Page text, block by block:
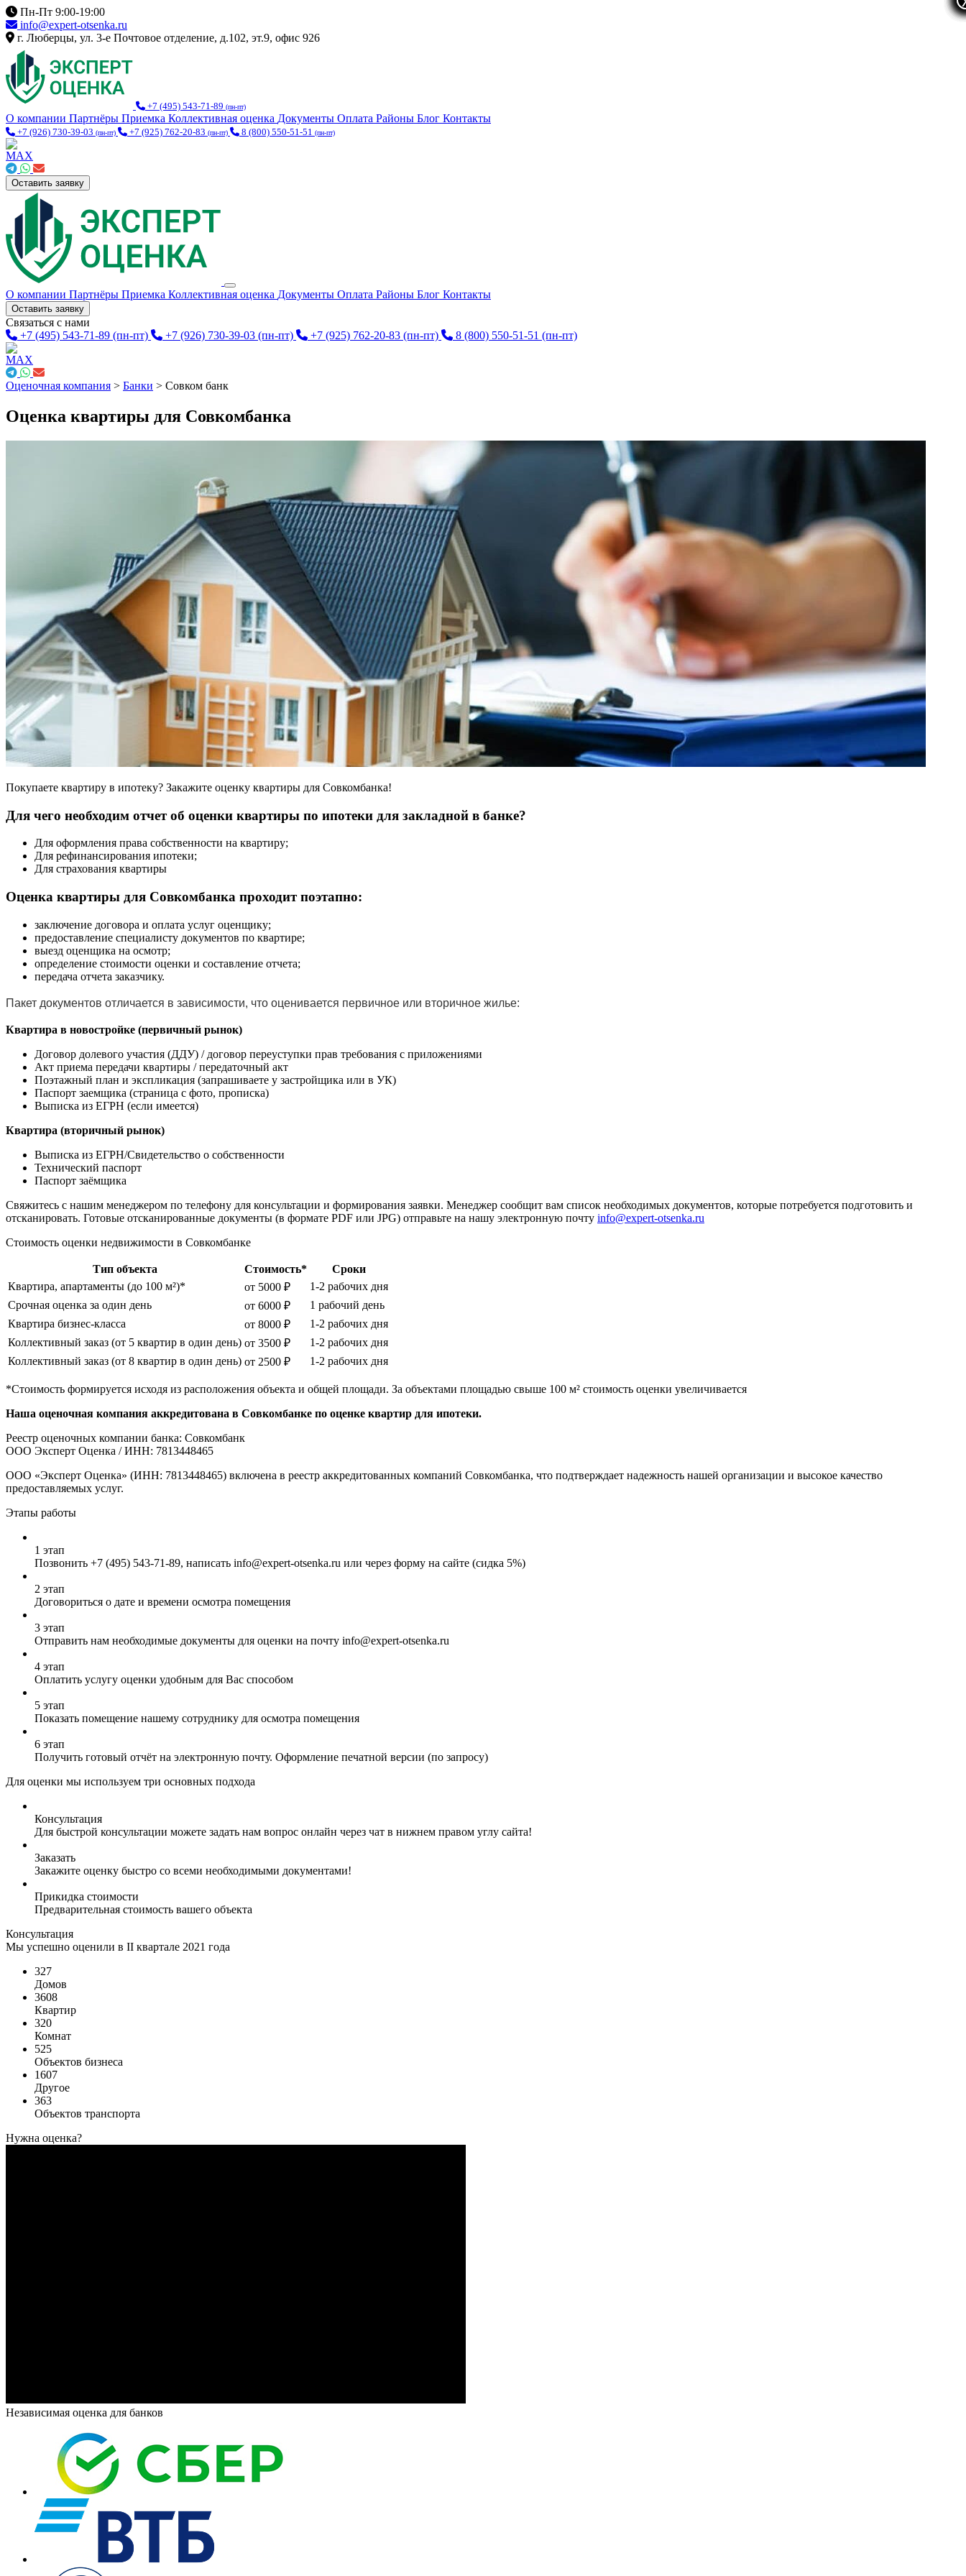
Пн-Пт 9:00-19:00
info@expert-otsenka.ru
г. Люберцы, ул. 3-е Почтовое отделение, д.102, эт.9, офис 926
+7 (495) 543-71-89 (пн-пт)
О компании Партнёры Приемка Коллективная оценка Документы Оплата Районы Блог Контакты
+7 (926) 730-39-03 (пн-пт) +7 (925) 762-20-83 (пн-пт) 8 (800) 550-51-51 (пн-пт)
Оставить заявку
О компании Партнёры Приемка Коллективная оценка Документы Оплата Районы Блог Контакты
Оставить заявку
Связаться с нами
+7 (495) 543-71-89 (пн-пт) +7 (926) 730-39-03 (пн-пт) +7 (925) 762-20-83 (пн-пт) 8 (800) 550-51-51 (пн-пт)
Оценочная компания > Банки > Совком банк
Оценка квартиры для Совкомбанка
Покупаете квартиру в ипотеку? Закажите оценку квартиры для Совкомбанка!
Для чего необходим отчет об оценки квартиры по ипотеки для закладной в банке?
Для оформления права собственности на квартиру;
Для рефинансирования ипотеки;
Для страхования квартиры
Оценка квартиры для Совкомбанка проходит поэтапно:
заключение договора и оплата услуг оценщику;
предоставление специалисту документов по квартире;
выезд оценщика на осмотр;
определение стоимости оценки и составление отчета;
передача отчета заказчику.
Пакет документов отличается в зависимости, что оценивается первичное или вторичное жилье:
Квартира в новостройке (первичный рынок)
Договор долевого участия (ДДУ) / договор переуступки прав требования с приложениями
Акт приема передачи квартиры / передаточный акт
Поэтажный план и экспликация (запрашиваете у застройщика или в УК)
Паспорт заемщика (страница с фото, прописка)
Выписка из ЕГРН (если имеется)
Квартира (вторичный рынок)
Выписка из ЕГРН/Свидетельство о собственности
Технический паспорт
Паспорт заёмщика
Свяжитесь с нашим менеджером по телефону для консультации и формирования заявки. Менеджер сообщит вам список необходимых документов, которые потребуется подготовить и
отсканировать. Готовые отсканированные документы (в формате PDF или JPG) отправьте на нашу электронную почту info@expert-otsenka.ru
Стоимость оценки недвижимости в Совкомбанке
Тип объекта Стоимость*
Сроки
Квартира, апартаменты (до 100 м²)*
от 5000 ₽
1-2 рабочих дня
Срочная оценка за один день
от 6000 ₽
1 рабочий день
Квартира бизнес-класса
от 8000 ₽
1-2 рабочих дня
Коллективный заказ (от 5 квартир в один день) от 3500 ₽
1-2 рабочих дня
Коллективный заказ (от 8 квартир в один день) от 2500 ₽ 1-2 рабочих дня
*Стоимость формируется исходя из расположения объекта и общей площади. За объектами площадью свыше 100 м² стоимость оценки увеличивается
Наша оценочная компания аккредитована в Совкомбанке по оценке квартир для ипотеки.
Реестр оценочных компании банка: Совкомбанк
ООО Эксперт Оценка / ИНН: 7813448465
ООО «Эксперт Оценка» (ИНН: 7813448465) включена в реестр аккредитованных компаний Совкомбанка, что подтверждает надежность нашей организации и высокое качество
предоставляемых услуг.
Этапы работы
1 этап
Позвонить +7 (495) 543-71-89, написать info@expert-otsenka.ru или через форму на сайте (сидка 5%)
2 этап
Договориться о дате и времени осмотра помещения
3 этап
Отправить нам необходимые документы для оценки на почту info@expert-otsenka.ru
4 этап
Оплатить услугу оценки удобным для Вас способом
5 этап
Показать помещение нашему сотруднику для осмотра помещения
6 этап
Получить готовый отчёт на электронную почту. Оформление печатной версии (по запросу)
Для оценки мы используем три основных подхода
Консультация
Для быстрой консультации можете задать нам вопрос онлайн через чат в нижнем правом углу сайта!
Заказать
Закажите оценку быстро со всеми необходимыми документами!
Прикидка стоимости
Предварительная стоимость вашего объекта
Консультация
Мы успешно оценили в II квартале 2021 года
327
Домов
3608
Квартир
320
Комнат
525
Объектов бизнеса
1607
Другое
363
Объектов транспорта
Нужна оценка?
Независимая оценка для банков